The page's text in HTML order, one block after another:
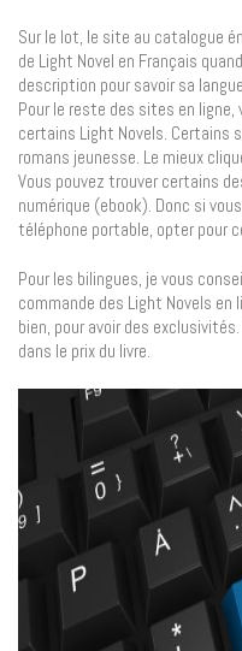
Sur le lot, le site au catalogue
de Light Novel en Français
description pour savoir sa
Pour le reste des sites en ligne,
certains Light Novels. Certains
romans jeunesse. Le mieux
Vous pouvez trouver certains
numérique (ebook). Donc si
téléphone portable, opter pour
Pour les bilingues, je vous
commande des Light Novels en
bien, pour avoir des
dans le prix du livre.